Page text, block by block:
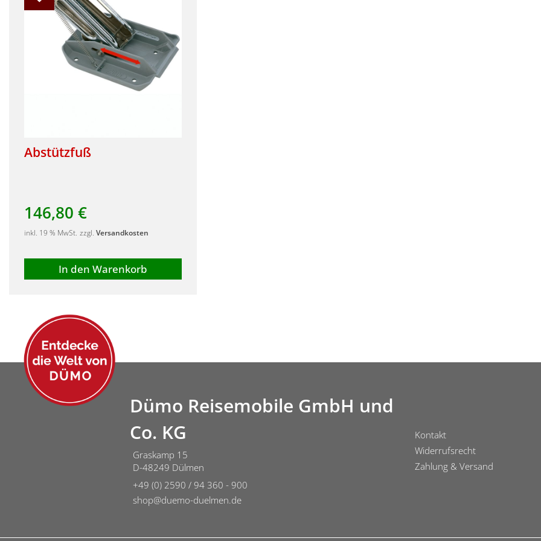
Abstützfuß
146,80 €
inkl. 19 % MwSt. zzgl. Versandkosten
In den Warenkorb
Dümo Reisemobile GmbH und
Co. KG
Graskamp 15
D-48249 Dülmen
+49 (0) 2590 / 94 360 - 900
shop@duemo-duelmen.de
Kontakt
Widerrufsrecht
Zahlung & Versand